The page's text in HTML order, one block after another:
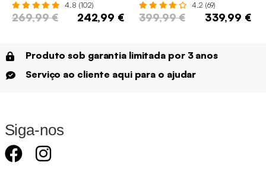
4.8 (102)
269,99 € 242,99 €
4.2 (69)
399,99 € 339,99 €
Produto sob garantia limitada por 3 anos
Serviço ao cliente aqui para o ajudar
Siga-nos